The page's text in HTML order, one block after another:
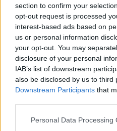
section to confirm your
opt-out request is processed
interest-based ads based on
us or personal information
your opt-out. You may
disclosure of your personal
IAB’s list of downstream
also be disclosed by us to third
Downstream Participants that
Personal Data Processing
προβλέψεις για
ρυθμούς έως 14–15%
2026–2034.
Αυτό δείχνει ότι ένα
επιλέγει συνειδητά την
Πιο ακριβά (σε βάθος